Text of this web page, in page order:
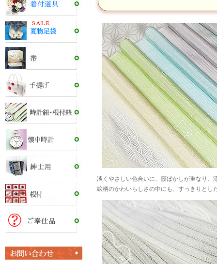
淡くやさしい色合いに、霞ぼかしが重なり、
絵柄のかわいらしさの中にも、すっきりとし